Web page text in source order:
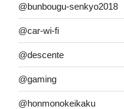
@bunbougu-senkyo2018
@car-wi-fi
@descente
@gaming
@honmonokeikaku